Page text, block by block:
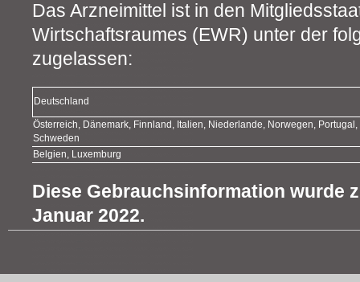
Das Arzneimittel ist in den
Wirtschaftsraumes (EWR) unter der
zugelassen:
Deutschland
Österreich, Dänemark, Finnland, Italien, Niederlande, Norwegen,
Schweden
Belgien, Luxemburg
Diese Gebrauchsinformation wurde
Januar 2022.